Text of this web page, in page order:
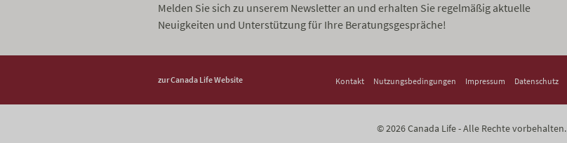
Melden Sie sich zu unserem Newsletter an und erhalten Sie regelmäßig aktuelle
Neuigkeiten und Unterstützung für Ihre Beratungsgespräche!
zur Canada Life Website Kontakt Nutzungsbedingungen Impressum Datenschutz
© 2026 Canada Life - Alle Rechte vorbehalten.